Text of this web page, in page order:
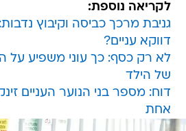
לקריאה נוספת:
גניבת מרכך כביסה וקיבוץ
דווקא עניים?
לא רק כסף: כך עוני משפיע על
של הילד
אחת